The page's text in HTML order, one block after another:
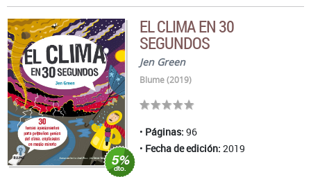
EL CLIMA EN 30
SEGUNDOS
Jen Green
Blume (2019)
Páginas: 96
Fecha de edición: 2019